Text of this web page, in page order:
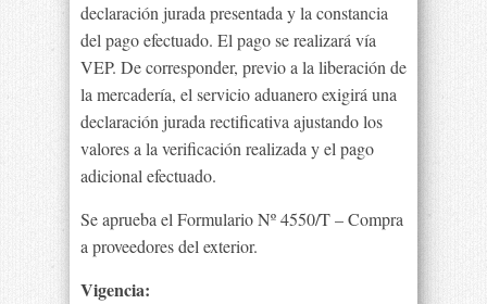
declaración jurada presentada y la constancia
del pago efectuado. El pago se realizará vía
VEP. De corresponder, previo a la liberación de
la mercadería, el servicio aduanero exigirá una
declaración jurada rectificativa ajustando los
valores a la verificación realizada y el pago
adicional efectuado.
Se aprueba el Formulario Nº 4550/T – Compra
a proveedores del exterior.
Vigencia: